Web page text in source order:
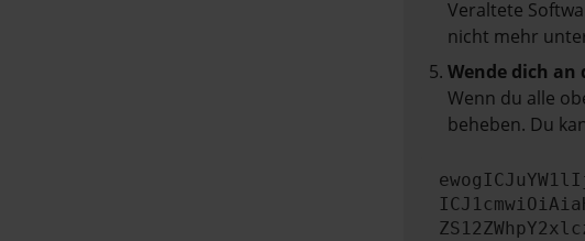
Veraltete
nicht mehr
Wende dich an
Wenn du alle
beheben. Du